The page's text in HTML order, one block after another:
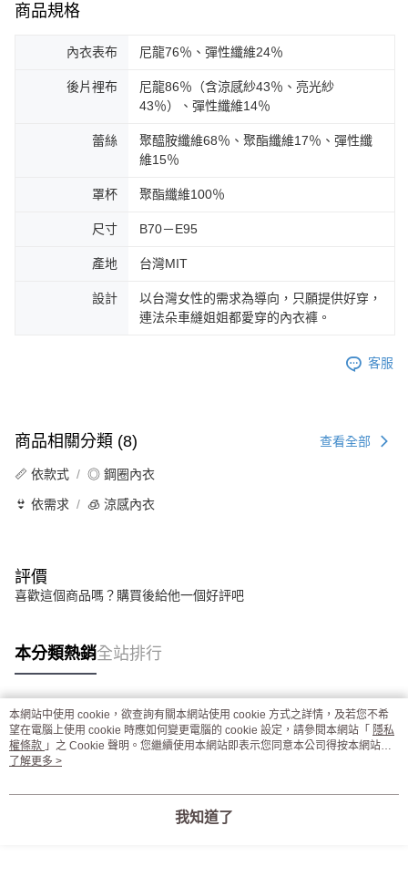
商品規格
內衣表布 尼龍76％、彈性纖維24％
後片裡布
尼龍86％（含涼感紗43％、亮光紗
43％）、彈性纖維14％
蕾絲
聚醯胺纖維68％、聚酯纖維17％、彈性纖
維15％
罩杯 聚酯纖維100％
尺寸 B70－E95
產地 台灣MIT
設計
以台灣女性的需求為導向，只願提供好穿，
連法朵車縫姐姐都愛穿的內衣褲。
客服
商品相關分類 (8) 查看全部
📏 依款式 ◎ 鋼圈內衣
👙 依需求 🧊 涼感內衣
評價
喜歡這個商品嗎？購買後給他一個好評吧
本分類熱銷全站排行
熱門標籤
本網站中使用 cookie，欲查詢有關本網站使用 cookie 方式之詳情，及若您不希
望在電腦上使用 cookie 時應如何變更電腦的 cookie 設定，請參閱本網站「 隱私
權條款 」之 Cookie 聲明。您繼續使用本網站即表示您同意本公司得按本網站使
用條款之 Cookie 聲明使用 cookie。
了解更多 >
我知道了